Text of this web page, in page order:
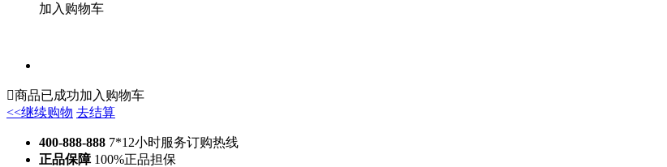
加入购物车
商品已成功加入购物车
<<继续购物 去结算
400-888-888 7*12小时服务订购热线
正品保障 100%正品担保